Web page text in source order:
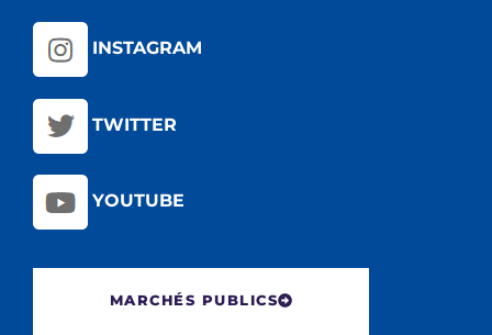
INSTAGRAM
TWITTER
YOUTUBE
MARCHÉS PUBLICS